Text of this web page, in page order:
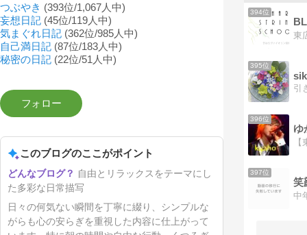
つぶやき (393位/1,067人中)
妄想日記 (45位/119人中)
気まぐれ日記 (362位/985人中)
自己満日記 (87位/183人中)
秘密の日記 (22位/51人中)
このブログのここがポイント
自由とリラックスをテーマにし
た多彩な日常描写
日々の何気ない瞬間を丁寧に綴り、シンプルな
がらも心の安らぎを重視した内容に仕上がって
394位
395位
396位
ゆ
397位